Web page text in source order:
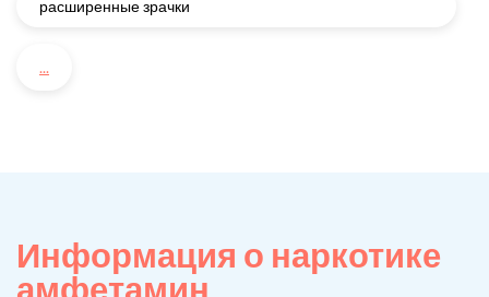
расширенные зрачки
...
Информация о наркотике
амфетамин